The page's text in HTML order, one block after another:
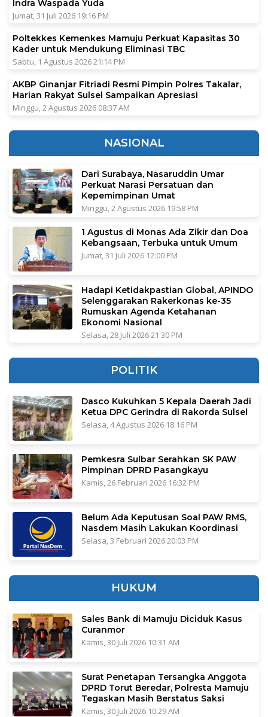
Indra Waspada Yuda
Jumat, 31 Juli 2026 19:16 PM
Poltekkes Kemenkes Mamuju Perkuat Kapasitas 30
Kader untuk Mendukung Eliminasi TBC
Sabtu, 1 Agustus 2026 21:14 PM
AKBP Ginanjar Fitriadi Resmi Pimpin Polres Takalar,
Harian Rakyat Sulsel Sampaikan Apresiasi
Minggu, 2 Agustus 2026 08:37 AM
NASIONAL
Dari Surabaya, Nasaruddin Umar
Perkuat Narasi Persatuan dan
Kepemimpinan Umat
Minggu, 2 Agustus 2026 19:58 PM
1 Agustus di Monas Ada Zikir dan Doa
Kebangsaan, Terbuka untuk Umum
Jumat, 31 Juli 2026 12:00 PM
Hadapi Ketidakpastian Global, APINDO
Selenggarakan Rakerkonas ke-35
Rumuskan Agenda Ketahanan
Ekonomi Nasional
Selasa, 28 Juli 2026 21:30 PM
POLITIK
Dasco Kukuhkan 5 Kepala Daerah Jadi
Ketua DPC Gerindra di Rakorda Sulsel
Selasa, 4 Agustus 2026 18:16 PM
Pemkesra Sulbar Serahkan SK PAW
Pimpinan DPRD Pasangkayu
Kamis, 26 Februari 2026 16:32 PM
Belum Ada Keputusan Soal PAW RMS,
Nasdem Masih Lakukan Koordinasi
Selasa, 3 Februari 2026 20:03 PM
HUKUM
Sales Bank di Mamuju Diciduk Kasus
Curanmor
Kamis, 30 Juli 2026 10:31 AM
Surat Penetapan Tersangka Anggota
DPRD Torut Beredar, Polresta Mamuju
Tegaskan Masih Berstatus Saksi
Kamis, 30 Juli 2026 10:29 AM